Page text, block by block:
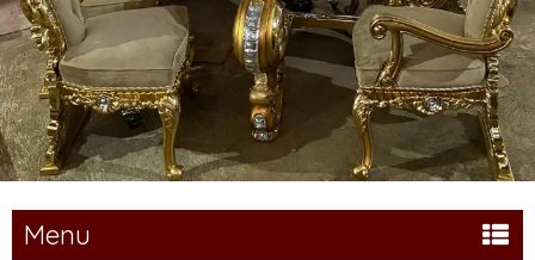
Menu